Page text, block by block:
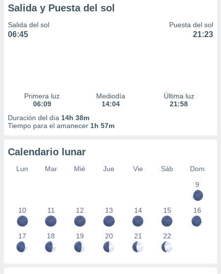
Salida y Puesta del sol
Salida del sol
06:45
Puesta del sol
21:23
Primera luz
06:09
Mediodía
14:04
Última luz
21:58
Duración del día 14h 38m
Tiempo para el amanecer 1h 57m
Calendario lunar
Lun Mar Mié Jue Vie Sáb
Dom
9
10 11 12 13 14 15 16
17 18 19 20 21 22